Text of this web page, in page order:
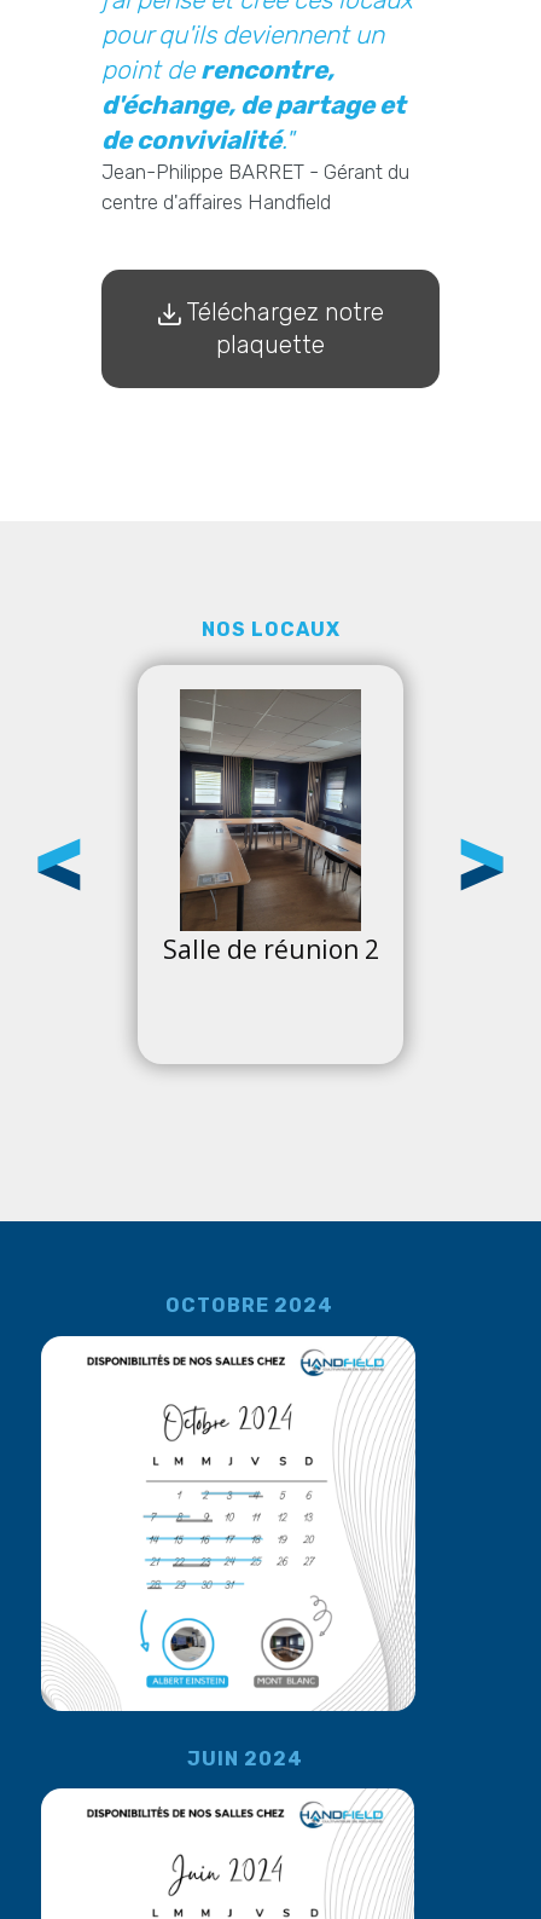
pour qu'ils deviennent un
point de rencontre,
d'échange, de partage et
de convivialité."
Jean-Philippe BARRET - Gérant du
centre d'affaires Handfield
Téléchargez notre
plaquette
NOS LOCAUX
Salle de réunion 2
OCTOBRE 2024
JUIN 2024